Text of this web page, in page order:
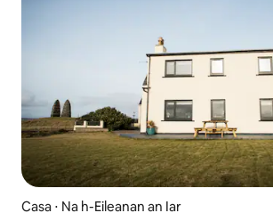
Casa ⋅ Na h-Eileanan an Iar